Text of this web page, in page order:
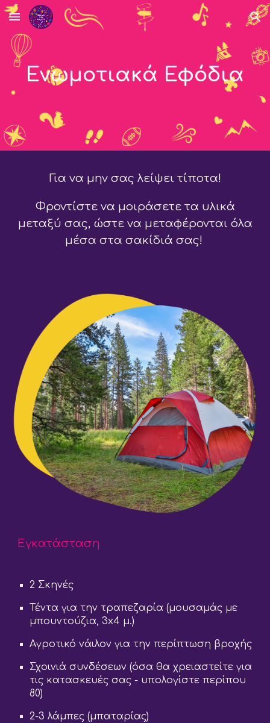
Skip to main content Skip to navigation
Ενωμοτιακά Εφόδια
Για να μην σας λείψει τίποτα!
Φροντίστε να μοιράσετε τα υλικά
μεταξύ σας, ώστε να μεταφέρονται όλα
μέσα στα σακίδιά σας!
Εγκατάσταση
2 Σκηνές
Τέντα για την τραπεζαρία (μουσαμάς με
μπουντούζια, 3x4 μ.)
Αγροτικό νάιλον για την περίπτωση βροχής
Σχοινιά συνδέσεων (όσα θα χρειαστείτε για
τις κατασκευές σας - υπολογίστε περίπου
80)
2-3 λάμπες (μπαταρίας)